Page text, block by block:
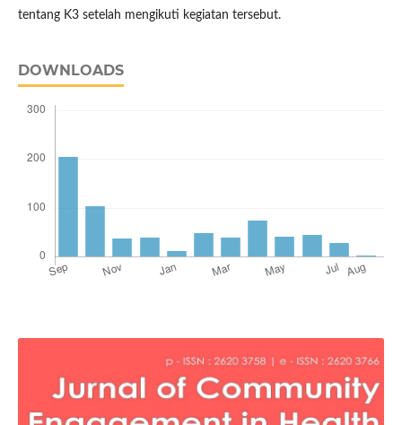
tentang K3 setelah mengikuti kegiatan tersebut.
DOWNLOADS